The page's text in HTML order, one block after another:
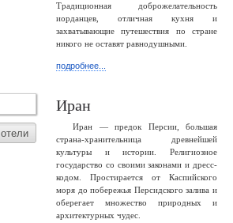
Традиционная доброжелательность
иорданцев, отличная кухня и
захватывающие путешествия по стране
никого не оставят равнодушными.
подробнее...
отели
Иран
Иран — предок Персии, большая
страна-хранительница древнейшей
культуры и истории. Религиозное
государство со своими законами и дресс-
кодом. Простирается от Каспийского
моря до побережья Персидского залива и
оберегает множество природных и
архитектурных чудес.